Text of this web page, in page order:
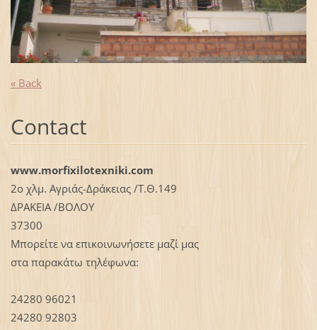
« Back
Contact
www.morfixilotexniki.com
2ο χλμ. Αγριάς-Δράκειας /Τ.Θ.149
ΔΡΑΚΕΙΑ /ΒΟΛΟΥ
37300
Μπορείτε να επικοινωνήσετε μαζί μας
στα παρακάτω τηλέφωνα:
24280 96021
24280 92803